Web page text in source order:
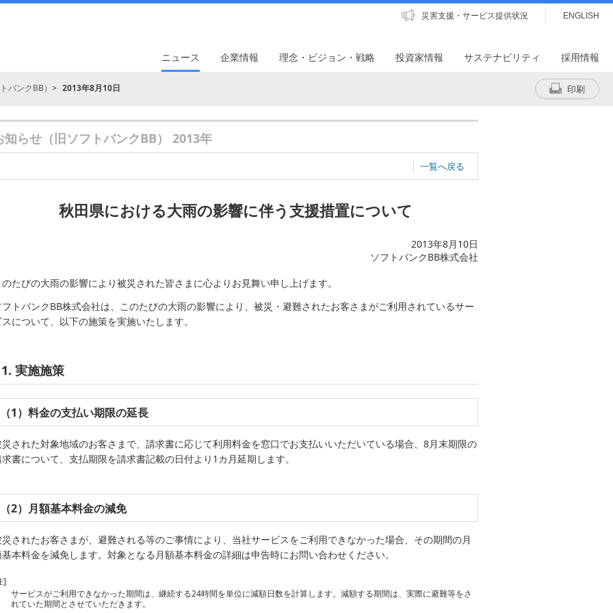
災害支援・サービス提供状況 ENGLISH
ニュース 企業情報 理念・ビジョン・戦略 投資家情報 サステナビリティ 採用情報
バンクBB） 2013年8月10日 印刷
知らせ（旧ソフトバンクBB） 2013年
一覧へ戻る
秋田県における大雨の影響に伴う支援措置について
2013年8月10日
ソフトバンクBB株式会社
たびの大雨の影響により被災された皆さまに心よりお見舞い申し上げます。
トバンクBB株式会社は、このたびの大雨の影響により、被災・避難されたお客さまがご利用されているサー
について、以下の施策を実施いたします。
1. 実施施策
（1）料金の支払い期限の延長
された対象地域のお客さまで、請求書に応じて利用料金を窓口でお支払いいただいている場合、8月末期限の
書について、支払期限を請求書記載の日付より1カ月延期します。
（2）月額基本料金の減免
されたお客さまが、避難される等のご事情により、当社サービスをご利用できなかった場合、その期間の月
本料金を減免します。対象となる月額基本料金の詳細は申告時にお問い合わせください。
]
サービスがご利用できなかった期間は、継続する24時間を単位に減額日数を計算します。減額する期間は、実際に避難等をさ
れていた期間とさせていただきます。